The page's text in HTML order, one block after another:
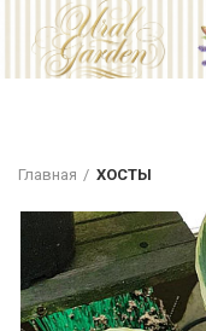
Главная ХОСТЫ